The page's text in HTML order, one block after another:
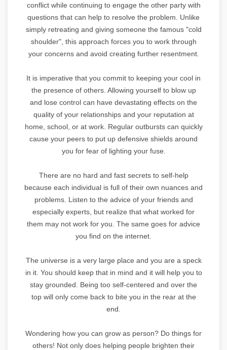
conflict while continuing to engage the other party with
questions that can help to resolve the problem. Unlike
simply retreating and giving someone the famous "cold
shoulder", this approach forces you to work through
your concerns and avoid creating further resentment.
It is imperative that you commit to keeping your cool in
the presence of others. Allowing yourself to blow up
and lose control can have devastating effects on the
quality of your relationships and your reputation at
home, school, or at work. Regular outbursts can quickly
cause your peers to put up defensive shields around
you for fear of lighting your fuse.
There are no hard and fast secrets to self-help
because each individual is full of their own nuances and
problems. Listen to the advice of your friends and
especially experts, but realize that what worked for
them may not work for you. The same goes for advice
you find on the internet.
The universe is a very large place and you are a speck
in it. You should keep that in mind and it will help you to
stay grounded. Being too self-centered and over the
top will only come back to bite you in the rear at the
end.
Wondering how you can grow as person? Do things for
others! Not only does helping people brighten their